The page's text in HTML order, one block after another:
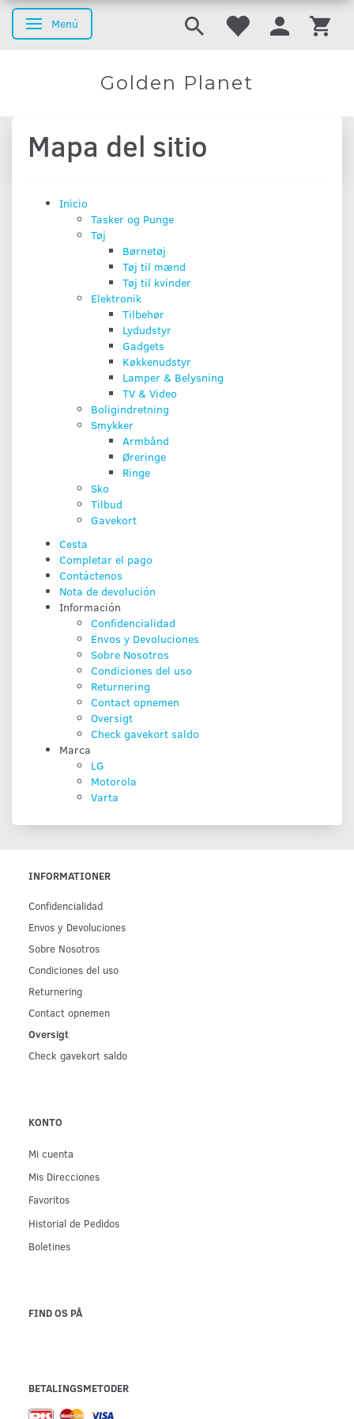
Navegación de palanca
Menú
Golden Planet
Mapa del sitio
Inicio
Tasker og Punge
Tøj
Børnetøj
Tøj til mænd
Tøj til kvinder
Elektronik
Tilbehør
Lydudstyr
Gadgets
Køkkenudstyr
Lamper & Belysning
TV & Video
Boligindretning
Smykker
Armbånd
Øreringe
Ringe
Sko
Tilbud
Gavekort
Cesta
Completar el pago
Contáctenos
Nota de devolución
Información
Confidencialidad
Env­os y Devoluciones
Sobre Nosotros
Condiciones del uso
Returnering
Contact opnemen
Oversigt
Check gavekort saldo
Marca
LG
Motorola
Varta
INFORMATIONER
Confidencialidad
Env­os y Devoluciones
Sobre Nosotros
Condiciones del uso
Returnering
Contact opnemen
Oversigt
Check gavekort saldo
KONTO
Mi cuenta
Mis Direcciones
Favoritos
Historial de Pedidos
Boletines
FIND OS PÅ
BETALINGSMETODER